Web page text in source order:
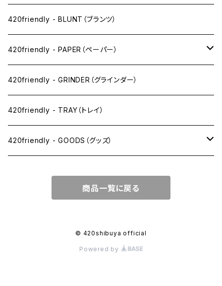
ドライ系
ワックス系
420friendly - BLUNT（ブランツ）
420friendly - PAPER（ペーパー）
SW(シングルワイド）サイズ
1 1/4サイズ
キングサイズスリム
キングサイズワイド
420friendly - GRINDER（グラインダー）
420friendly - TRAY（トレイ）
420friendly - GOODS（グッズ）
JOINT（ジョイント系）
CLEANING（掃除・保管）
商品一覧に戻る
© 420shibuya official
Powered by